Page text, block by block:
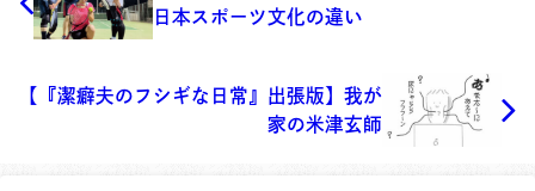
日本スポーツ文化の違い
【『潔癖夫のフシギな日常』出張版】我が
家の米津玄師